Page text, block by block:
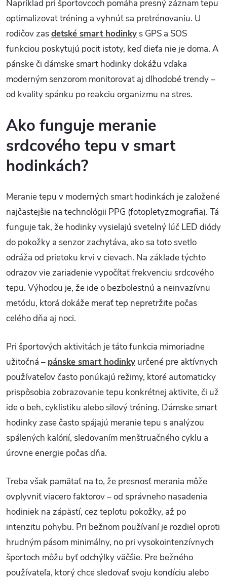
Napríklad pri športovcoch pomáha presný záznam tepu
optimalizovať tréning a vyhnúť sa pretrénovaniu. U
rodičov zasdetské smart hodinky s GPS a SOS
funkciou poskytujú pocit istoty, keď dieťa nie je doma. A
pánske či dámske smart hodinky dokážu vďaka
moderným senzorom monitorovať aj dlhodobé trendy –
od kvality spánku po reakciu organizmu na stres.
Ako funguje meranie
srdcového tepu v smart
hodinkách?
Meranie tepu v moderných smart hodinkách je založené
najčastejšie na technológii PPG (fotopletyzmografia). Tá
funguje tak, že hodinky vysielajú svetelný lúč LED diódy
do pokožky a senzor zachytáva, ako sa toto svetlo
odráža od prietoku krvi v cievach. Na základe týchto
odrazov vie zariadenie vypočítať frekvenciu srdcového
tepu. Výhodou je, že ide o bezbolestnú a neinvazívnu
metódu, ktorá dokáže merať tep nepretržite počas
celého dňa aj noci.
Pri športových aktivitách je táto funkcia mimoriadne
užitočná – pánske smart hodinky určené pre aktívnych
používateľov často ponúkajú režimy, ktoré automaticky
prispôsobia zobrazovanie tepu konkrétnej aktivite, či už
ide o beh, cyklistiku alebo silový tréning. Dámske smart
hodinky zase často spájajú meranie tepu s analýzou
spálených kalórií, sledovaním menštruačného cyklu a
úrovne energie počas dňa.
Treba však pamätať na to, že presnosť merania môže
ovplyvniť viacero faktorov – od správneho nasadenia
hodiniek na zápästí, cez teplotu pokožky, až po
intenzitu pohybu. Pri bežnom používaní je rozdiel oproti
hrudným pásom minimálny, no pri vysokointenzívnych
športoch môžu byť odchýlky väčšie. Pre bežného
používateľa, ktorý chce sledovať svoju kondíciu alebo